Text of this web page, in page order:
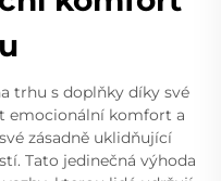
trhu s doplňky díky své
emocionální komfort a
zásadně uklidňující
Tato jedinečná výhoda